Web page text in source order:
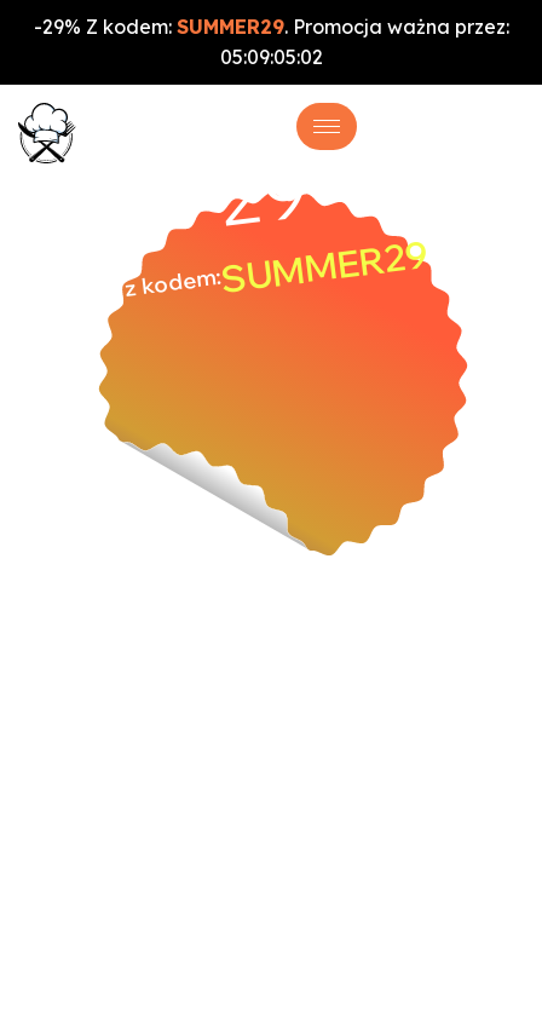
-29% Z kodem: SUMMER29. Promocja ważna przez:
05:09:05:01
-29%
z kodem:SUMMER29